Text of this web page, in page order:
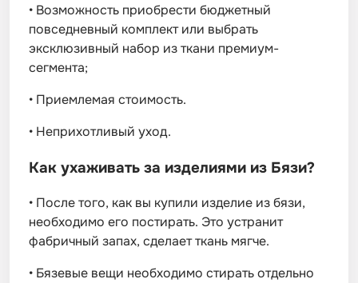
• Возможность приобрести бюджетный
повседневный комплект или выбрать
эксклюзивный набор из ткани премиум-
сегмента;
• Приемлемая стоимость.
• Неприхотливый уход.
Как ухаживать за изделиями из Бязи?
• После того, как вы купили изделие из бязи,
необходимо его постирать. Это устранит
фабричный запах, сделает ткань мягче.
• Бязевые вещи необходимо стирать отдельно